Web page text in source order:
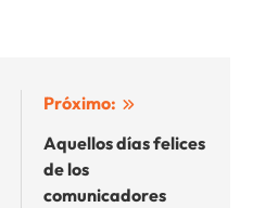
Próximo:
Aquellos días felices
de los
comunicadores